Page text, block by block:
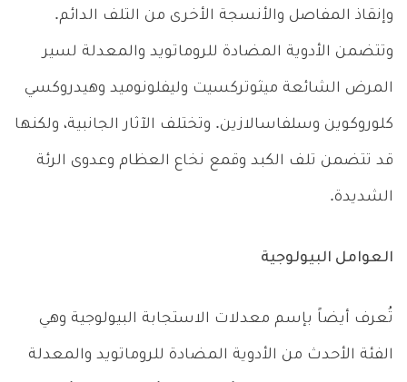
وإنقاذ المفاصل والأنسجة الأخرى من التلف الدائم.
وتتضمن الأدوية المضادة للروماتويد والمعدلة لسير
المرض الشائعة ميثوتركسيت وليفلونوميد وهيدروكسي
كلوروكوين وسلفاسالازين. وتختلف الآثار الجانبية، ولكنها
قد تتضمن تلف الكبد وقمع نخاع العظام وعدوى الرئة
الشديدة.
العوامل البيولوجية
تُعرف أيضاً بإسم معدلات الاستجابة البيولوجية وهي
الفئة الأحدث من الأدوية المضادة للروماتويد والمعدلة